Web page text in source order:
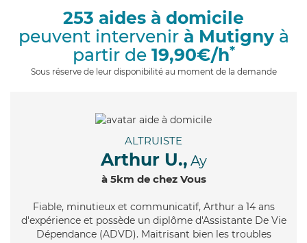
i
253 aides à domicile
peuvent intervenir à Mutignyà
partir de 19,90€/h*
Sous réserve de leur disponibilité au moment de la demande
ALTRUISTE
Arthur U., Ay
à 5km de chez Vous
Fiable, minutieux et communicatif, Arthur a 14 ans
d'expérience et possède un diplôme d'Assistante De Vie
Dépendance (ADVD). Maitrisant bien les troubles